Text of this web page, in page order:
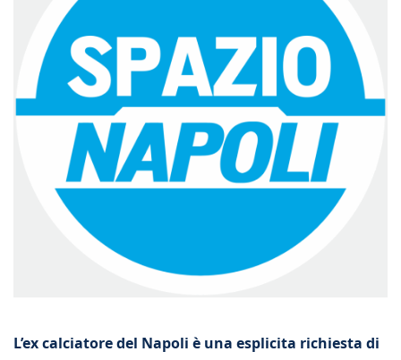
L’ex calciatore del Napoli è una esplicita richiesta di